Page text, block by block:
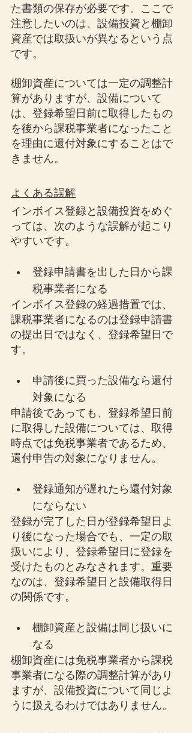
た書類の保存が必要です。ここで
注意したいのは、設備投資と棚卸
資産では取扱いが異なるという点
です。
棚卸資産については一定の調整計
算がありますが、設備について
は、登録希望日前に取得したもの
を後から課税事業者になったこと
を理由に還付対象にすることはで
きません。
よくある誤解
インボイス登録と設備投資をめぐ
っては、次のような誤解が起こり
やすいです。
登録申請書を出した日から課
税事業者になる
インボイス登録の経過措置では、
課税事業者になるのは登録申請書
の提出日ではなく、登録希望日で
す。
申請後に買った設備なら還付
対象になる
申請後であっても、登録希望日前
に取得した設備については、取得
時点では免税事業者であるため、
還付申告の対象になりません。
登録通知が遅れたら還付対象
にならない
登録が完了した日が登録希望日よ
り後になった場合でも、一定の取
扱いにより、登録希望日に登録を
受けたものとみなされます。重要
なのは、登録希望日と設備取得日
の関係です。
棚卸資産と設備は同じ扱いに
なる
棚卸資産には免税事業者から課税
事業者になる際の調整計算があり
ますが、設備投資について同じよ
うに扱えるわけではありません。